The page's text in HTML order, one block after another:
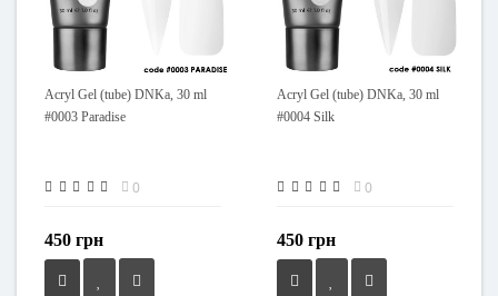
Acryl Gel (tube) DNKa, 30 ml
#0003 Paradise
0
450 грн
Acryl Gel (tube) DNKa, 30 ml
#0004 Silk
0
450 грн